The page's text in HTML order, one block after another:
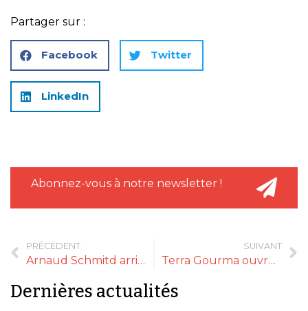
Partager sur :
Facebook Twitter
LinkedIn
Abonnez-vous à notre newsletter !
PRÉCÉDENT
Arnaud Schmitd arrive à la direction commerciale du groupe CBF
SUIVANT
Terra Gourma ouvre sa seconde boutique
Dernières actualités